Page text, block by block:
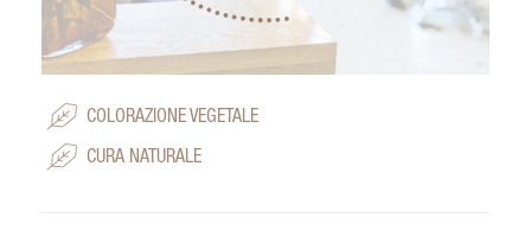
COLORAZIONE VEGETALE
CURA NATURALE